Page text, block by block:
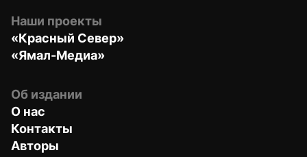
Наши проекты
«Красный Север»
«Ямал-Медиа»
Об издании
О нас
Контакты
Авторы